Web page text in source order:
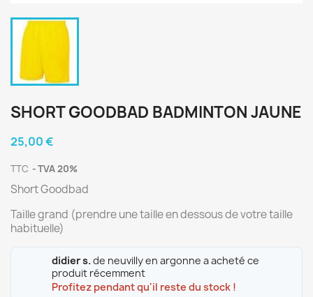
SHORT GOODBAD BADMINTON JAUNE
25,00 €
TTC TVA 20%
Short Goodbad
Taille grand (prendre une taille en dessous de votre taille
habituelle)
didier s. de neuvilly en argonne a acheté ce
produit récemment
Profitez pendant qu'il reste du stock !